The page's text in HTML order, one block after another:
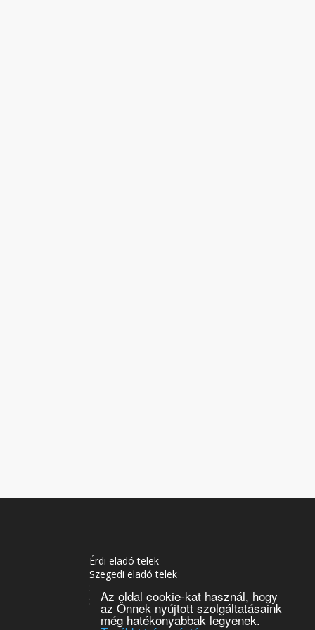
Az oldal cookie-kat használ, hogy
az Önnek nyújtott szolgáltatásaink
még hatékonyabbak legyenek.
Érdi eladó telek
Szegedi eladó telek
Soproni eladó telek
Siófoki eladó telek
Tatabányai eladó telek